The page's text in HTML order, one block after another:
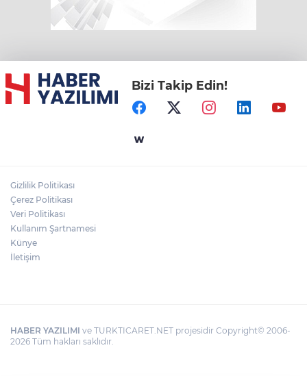
Bizi Takip Edin!
Gizlilik Politikası
Çerez Politikası
Veri Politikası
Kullanım Şartnamesi
Künye
İletişim
HABER YAZILIMI ve TURKTICARET.NET projesidir Copyright© 2006-
2026 Tüm hakları saklıdır.